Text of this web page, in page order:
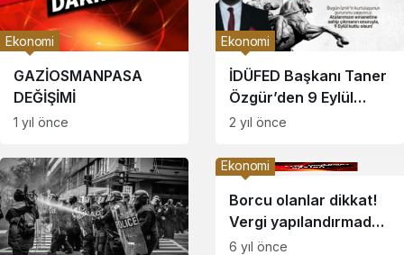
GAZİOSMANPASA
DEĞİŞİMİ
Ekonomi
1 yıl önce
İDÜFED Başkanı Taner
Özgür’den 9 Eylül
Mesajı: “102 Yıllık
Ekonomideki
Gücümüzün
Temelidir”
Ekonomi
2 yıl önce
Borcu olanlar dikkat!
Vergi yapılandırmada
son başvuru tarihi 31
Ekonomi
6 yıl önce